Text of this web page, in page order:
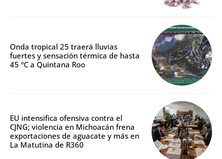
Onda tropical 25 traerá lluvias
fuertes y sensación térmica de hasta
45 °C a Quintana Roo
EU intensifica ofensiva contra el
CJNG; violencia en Michoacán frena
exportaciones de aguacate y más en
La Matutina de R360